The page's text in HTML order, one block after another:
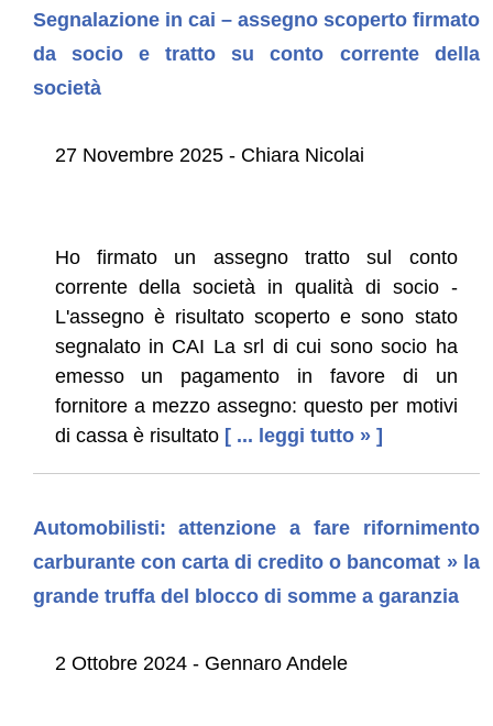
Segnalazione in cai – assegno scoperto firmato
da socio e tratto su conto corrente della
società
27 Novembre 2025 - Chiara Nicolai
Ho firmato un assegno tratto sul conto
corrente della società in qualità di socio -
L'assegno è risultato scoperto e sono stato
segnalato in CAI La srl di cui sono socio ha
emesso un pagamento in favore di un
fornitore a mezzo assegno: questo per motivi
di cassa è risultato [ ... leggi tutto » ]
Automobilisti: attenzione a fare rifornimento
carburante con carta di credito o bancomat » la
grande truffa del blocco di somme a garanzia
2 Ottobre 2024 - Gennaro Andele